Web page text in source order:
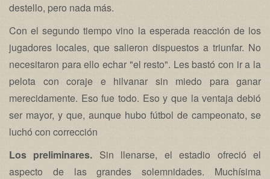
destello, pero nada más.
Con el segundo tiempo vino la esperada reacción de los
jugadores locales, que salieron dispuestos a triunfar. No
necesitaron para ello echar "el resto". Les bastó con ir a la
pelota con coraje e hilvanar sin miedo para ganar
merecidamente. Eso fue todo. Eso y que la ventaja debió
ser mayor, y que, aunque hubo fútbol de campeonato, se
luchó con corrección
Los preliminares. Sin llenarse, el estadio ofreció el
aspecto de las grandes solemnidades. Muchísima